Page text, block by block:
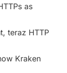
as
teraz HTTP
Kraken